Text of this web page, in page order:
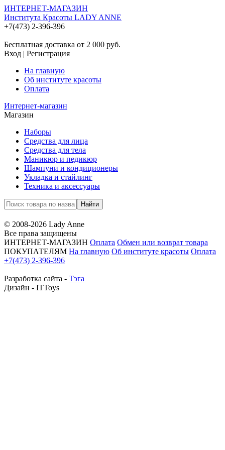
ИНТЕРНЕТ-МАГАЗИН
Института Красоты LADY ANNE
+7(473) 2-396-396
Бесплатная доставка от 2 000 руб.
Вход | Регистрация
На главную
Об институте красоты
Оплата
Интернет-магазин
Магазин
Наборы
Средства для лица
Средства для тела
Маникюр и педикюр
Шампуни и кондиционеры
Укладка и стайлинг
Техника и аксессуары
© 2008-2026 Lady Anne
Все права защищены
ИНТЕРНЕТ-МАГАЗИН Оплата Обмен или возврат товара
ПОКУПАТЕЛЯМ На главную Об институте красоты Оплата
+7(473) 2-396-396
Разработка сайта - Тэга
Дизайн - ITToys